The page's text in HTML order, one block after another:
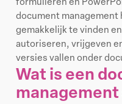
document management
gemakkelijk te vinden
autoriseren, vrijgeven
versies vallen onder
Wat is een